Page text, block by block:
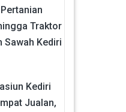
Traktor
Sawah Kediri
Kediri
Jualan,